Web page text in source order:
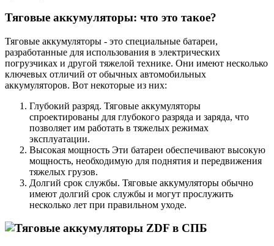
Тяговые аккумуляторы: что это такое?
Тяговые аккумуляторы - это специальные батареи,
разработанные для использования в электрических
погрузчиках и другой тяжелой технике. Они имеют несколько
ключевых отличий от обычных автомобильных
аккумуляторов. Вот некоторые из них:
Глубокий разряд. Тяговые аккумуляторы
спроектированы для глубокого разряда и заряда, что
позволяет им работать в тяжелых режимах
эксплуатации.
Высокая мощность Эти батареи обеспечивают высокую
мощность, необходимую для поднятия и передвижения
тяжелых грузов.
Долгий срок службы. Тяговые аккумуляторы обычно
имеют долгий срок службы и могут прослужить
несколько лет при правильном уходе.